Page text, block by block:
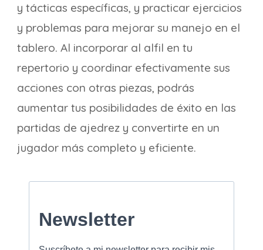
y tácticas específicas, y practicar ejercicios
y problemas para mejorar su manejo en el
tablero. Al incorporar al alfil en tu
repertorio y coordinar efectivamente sus
acciones con otras piezas, podrás
aumentar tus posibilidades de éxito en las
partidas de ajedrez y convertirte en un
jugador más completo y eficiente.